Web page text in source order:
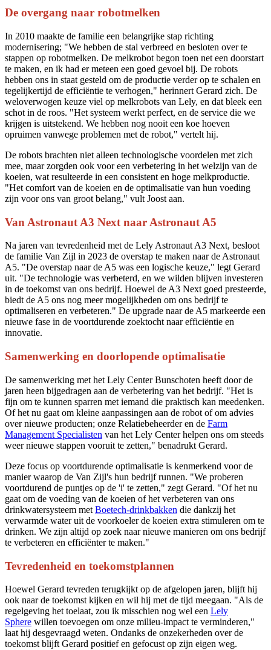
De overgang naar robotmelken
In 2010 maakte de familie een belangrijke stap richting
modernisering; "We hebben de stal verbreed en besloten over te
stappen op robotmelken. De melkrobot begon toen net een doorstart
te maken, en ik had er meteen een goed gevoel bij. De robots
hebben ons in staat gesteld om de productie verder op te schalen en
tegelijkertijd de efficiëntie te verhogen," herinnert Gerard zich. De
weloverwogen keuze viel op melkrobots van Lely, en dat bleek een
schot in de roos. "Het systeem werkt perfect, en de service die we
krijgen is uitstekend. We hebben nog nooit een koe hoeven
opruimen vanwege problemen met de robot," vertelt hij.
De robots brachten niet alleen technologische voordelen met zich
mee, maar zorgden ook voor een verbetering in het welzijn van de
koeien, wat resulteerde in een consistent en hoge melkproductie.
"Het comfort van de koeien en de optimalisatie van hun voeding
zijn voor ons van groot belang," vult Joost aan.
Van Astronaut A3 Next naar Astronaut A5
Na jaren van tevredenheid met de Lely Astronaut A3 Next, besloot
de familie Van Zijl in 2023 de overstap te maken naar de Astronaut
A5. "De overstap naar de A5 was een logische keuze," legt Gerard
uit. "De technologie was verbeterd, en we wilden blijven investeren
in de toekomst van ons bedrijf. Hoewel de A3 Next goed presteerde,
biedt de A5 ons nog meer mogelijkheden om ons bedrijf te
optimaliseren en verbeteren." De upgrade naar de A5 markeerde een
nieuwe fase in de voortdurende zoektocht naar efficiëntie en
innovatie.
Samenwerking en doorlopende optimalisatie
De samenwerking met het Lely Center Bunschoten heeft door de
jaren heen bijgedragen aan de verbetering van het bedrijf. "Het is
fijn om te kunnen sparren met iemand die praktisch kan meedenken.
Of het nu gaat om kleine aanpassingen aan de robot of om advies
over nieuwe producten; onze Relatiebeheerder en de Farm
Management Specialisten van het Lely Center helpen ons om steeds
weer nieuwe stappen vooruit te zetten," benadrukt Gerard.
Deze focus op voortdurende optimalisatie is kenmerkend voor de
manier waarop de Van Zijl's hun bedrijf runnen. "We proberen
voortdurend de puntjes op de 'i' te zetten," zegt Gerard. "Of het nu
gaat om de voeding van de koeien of het verbeteren van ons
drinkwatersysteem met Boetech-drinkbakken die dankzij het
verwarmde water uit de voorkoeler de koeien extra stimuleren om te
drinken. We zijn altijd op zoek naar nieuwe manieren om ons bedrijf
te verbeteren en efficiënter te maken."
Tevredenheid en toekomstplannen
Hoewel Gerard tevreden terugkijkt op de afgelopen jaren, blijft hij
ook naar de toekomst kijken en wil hij met de tijd meegaan. "Als de
regelgeving het toelaat, zou ik misschien nog wel een Lely
Sphere willen toevoegen om onze milieu-impact te verminderen,"
laat hij desgevraagd weten. Ondanks de onzekerheden over de
toekomst blijft Gerard positief en gefocust op zijn eigen weg.